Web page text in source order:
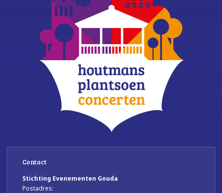
Contact
Stichting Evenementen Gouda
Postadres: